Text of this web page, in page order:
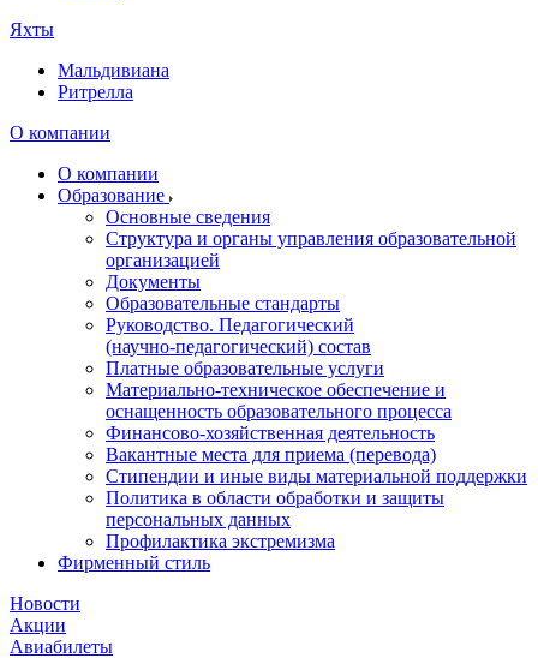
Яхты
Мальдивиана
Ритрелла
О компании
О компании
Образование
Основные сведения
Структура и органы управления образовательной
организацией
Документы
Образовательные стандарты
Руководство. Педагогический
(научно‑педагогический) состав
Платные образовательные услуги
Материально-техническое обеспечение и
оснащенность образовательного процесса
Финансово-хозяйственная деятельность
Вакантные места для приема (перевода)
Стипендии и иные виды материальной поддержки
Политика в области обработки и защиты
персональных данных
Профилактика экстремизма
Фирменный стиль
Новости
Акции
Авиабилеты